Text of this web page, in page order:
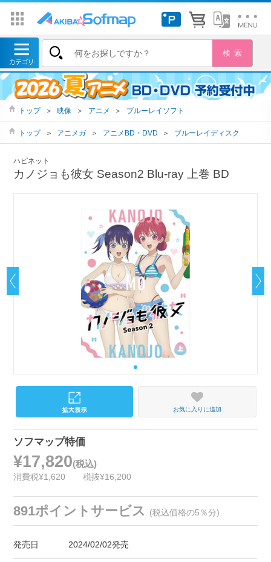
トップ ＞ 映像 ＞ アニメ ＞ ブルーレイソフト
トップ ＞ アニメガ ＞ アニメBD・DVD ＞ ブルーレイディスク
ハピネット
カノジョも彼女 Season2 Blu-ray 上巻 BD
お気に入りに追加
ソフマップ特価
¥17,820(税込)
消費税¥1,620 税抜¥16,200
891ポイントサービス (税込価格の5％分)
発売日 2024/02/02発売